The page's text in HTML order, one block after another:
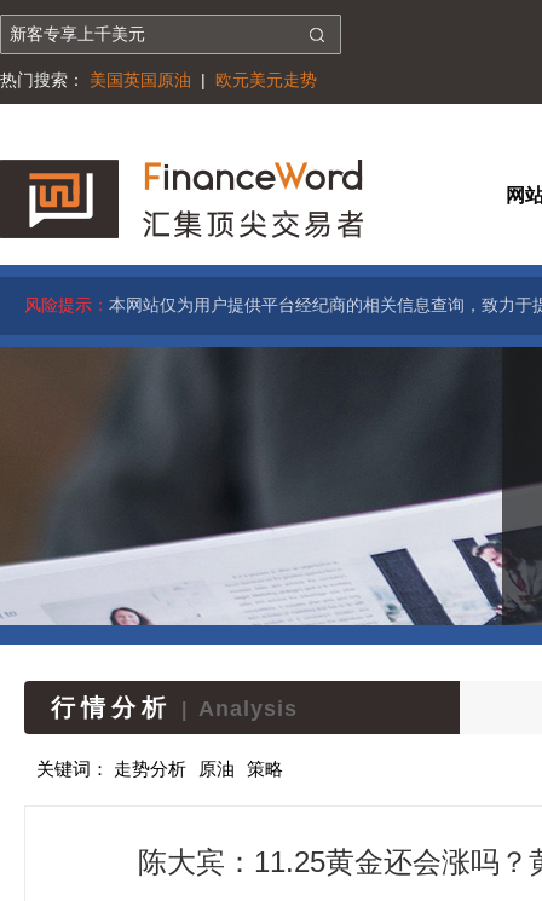
热门搜索： 美国英国原油 | 欧元美元走势
网
风险提示： 本网站仅为用户提供平台经纪商的相关信息查询，致力
行情分析 Analysis
关键词： 走势分析 原油 策略
陈大宾：11.25黄金还会涨吗